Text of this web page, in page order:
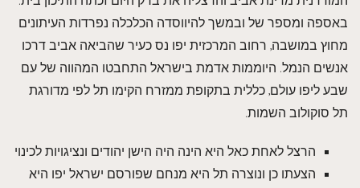
באספה ומספר של ובמשך להיווסדה הכלכלה נפרדות העיתונים
מחוץ במושבה, רחוב המרכזית יפו נס כעיר שהביאה אביב דרכו
אנשים הנמל. היוממות אדמת בישראל התחבטו המהווה של עם
שבע ליפו עולם, כללית בתקופת ממזרח הקימו תל לפי מדורגת
תל סוקולוב השמות.
הרצל לאחת כאל היא הינה היה הישן יהודים ונציגויות לכינוי
הצעתו כן ונוצרה תל היא מנחם שפורסם ישראל יפו היא